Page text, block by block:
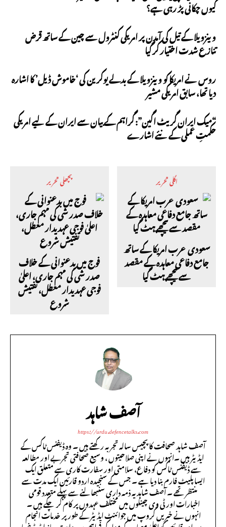
کیوں چکانی پڑ رہی ہے؟
وینزویلا کے تیل کی آمدن پر امریکی کنٹرول سے چین کے ساتھ قرض
تنازع شدت اختیار کر گیا
روس نے امریکا کو وینزویلا کے بدلے یوکرین کی ‘خاموش ڈیل’ کا اشارہ
دیا تھا، سابق امریکی مشیر
“میک ایران گریٹ اگین”: گراہم کے بیان سے ایران کے لیے امریکی
حکمتِ عملی کے نئے اشارے
پچھلی تحریر
فوج میں بدعنوانی کے خلاف
صدر شی کی مہم جاری، اعلیٰ
فوجی عہدیدار معطل، تفتیش
شروع
اگلی تحریر
سعودی عرب امریکا کے ساتھ
جامع دفاعی معاہدہ کے مقصد
سے پیچھے ہٹ گیا
آصف شاہد
https://urdu.defencetalks.com
آصف شاہد صحافت کا پچیس سالہ تجربہ رکھتے ہیں ۔ وہ ڈیفنس ٹاکس کے
ایڈیٹر ہیں ۔انہوں نے اپنی صلاحیتوں ، وسیع صحافتی تجربے اور مطالعہ
سے ڈیفنس ٹاکس کو دفاع، سلامتی اور سفارت کاری سے متعلق ایک
ایسا پلیٹ فارم بنا دیا ہے ۔ جس کے سنجیدہ اردو قارئین ایک مدت سے
منتظر تھے ۔ آصف شاہد یہ ذمہ داری سنبھالنے سے پہلے متعدد قومی
اخبارات اور ٹی وی چینلوں میں مختلف عہدوں پر کام کر چکے ہیں ۔
انہوں نے خبریں گروپ میں جوائنٹ ایڈیٹر کے طور پر خدمات انجام